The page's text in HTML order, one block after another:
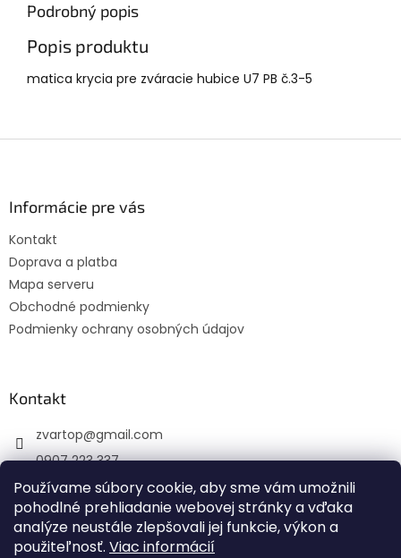
Používame súbory cookie, aby sme vám umožnili
pohodlné prehliadanie webovej stránky a vďaka
analýze neustále zlepšovali jej funkcie, výkon a
použiteľnosť. Viac informácií
Podrobný popis
Popis produktu
matica krycia pre zváracie hubice U7 PB č.3-5
Informácie pre vás
Kontakt
Doprava a platba
Mapa serveru
Obchodné podmienky
Podmienky ochrany osobných údajov
Kontakt
zvartop@gmail.com
0907 223 337
Sledujte nás na Facebooku
zvartop_s.r.o